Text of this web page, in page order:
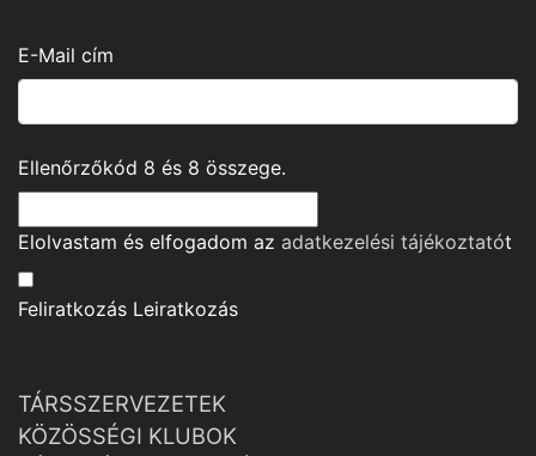
E-Mail cím
Ellenőrzőkód 8 és 8 összege.
Elolvastam és elfogadom az adatkezelési tájékoztatót
Feliratkozás Leiratkozás
TÁRSSZERVEZETEK
KÖZÖSSÉGI KLUBOK